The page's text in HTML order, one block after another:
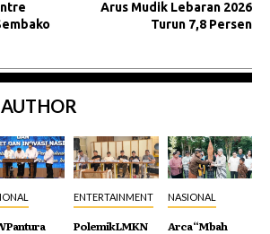
Arus Mudik Lebaran 2026
Turun 7,8 Persen
Pantura
ENTERTAINMENT
Polemik LMKN
NASIONAL
Arca “Mbah